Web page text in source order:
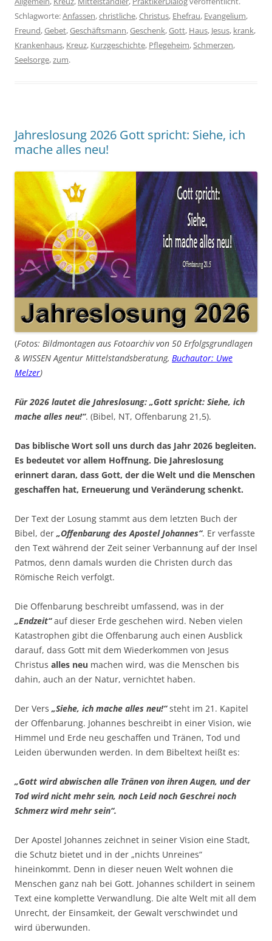
Schlagworte:Anfassen,christliche,Christus, Ehefrau, Evangelium,
Freund,Gebet,Geschäftsmann,Geschenk,Gott, Haus, Jesus, krank,
Krankenhaus, Kreuz, Kurzgeschichte, Pflegeheim,Schmerzen,
Seelsorge,zum.
Jahreslosung 2026 Gott spricht: Siehe, ich
mache alles neu!
(Fotos: Bildmontagen aus Fotoarchiv von 50 Erfolgsgrundlagen
& WISSEN Agentur Mittelstandsberatung, Buchautor: Uwe
Melzer)
Für 2026 lautet die Jahreslosung: „Gott spricht: Siehe, ich
mache alles neu!“. (Bibel, NT, Offenbarung 21,5).
Das biblische Wort soll uns durch das Jahr 2026 begleiten.
Es bedeutet vor allem Hoffnung. Die Jahreslosung
erinnert daran, dass Gott, der die Welt und die Menschen
geschaffen hat, Erneuerung und Veränderung schenkt.
Der Text der Losung stammt aus dem letzten Buch der
Bibel, der „Offenbarung des Apostel Johannes“. Er verfasste
den Text während der Zeit seiner Verbannung auf der Insel
Patmos, denn damals wurden die Christen durch das
Römische Reich verfolgt.
Die Offenbarung beschreibt umfassend, was in der
„Endzeit“auf dieser Erde geschehen wird. Neben vielen
Katastrophen gibt die Offenbarung auch einen Ausblick
darauf, dass Gott mit dem Wiederkommen von Jesus
Christus alles neu machen wird, was die Menschen bis
dahin, auch an der Natur, vernichtet haben.
Der Vers „Siehe, ich mache alles neu!“steht im 21. Kapitel
der Offenbarung. Johannes beschreibt in einer Vision, wie
Himmel und Erde neu geschaffen und Tränen, Tod und
Leiden überwunden werden. In dem Bibeltext heißt es:
„Gott wird abwischen alle Tränen von ihren Augen, und der
Tod wird nicht mehr sein, noch Leid noch Geschrei noch
Schmerz wird mehr sein“.
Der Apostel Johannes zeichnet in seiner Vision eine Stadt,
die Schutz bietet und in der „nichts Unreines“
hineinkommt. Denn in dieser neuen Welt wohnen die
Menschen ganz nah bei Gott. Johannes schildert in seinem
Text eine komplette Verwandlung. Die alte Welt mit all dem
Unrecht, der Einsamkeit, der Gewalt verschwindet und
wird überwunden.